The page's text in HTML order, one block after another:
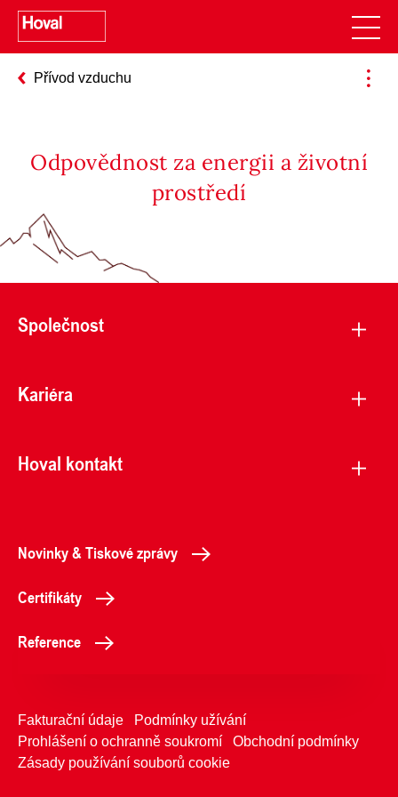
Přívod vzduchu
Odpovědnost za energii a životní
prostředí
Společnost
Kariéra
Hoval kontakt
Novinky & Tiskové zprávy
Certifikáty
Reference
Fakturační údaje
Podmínky užívání
Prohlášení o ochranně soukromí
Obchodní podmínky
Zásady používání souborů cookie